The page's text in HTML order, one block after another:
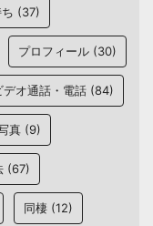
(37)
プロフィール (30)
デオ通話・電話 (84)
真 (9)
(67)
同棲 (12)